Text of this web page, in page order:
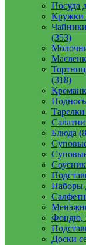
Посуда
Кружки
(353)
(318)
Блюда
Наборы
Фондю,
Доски